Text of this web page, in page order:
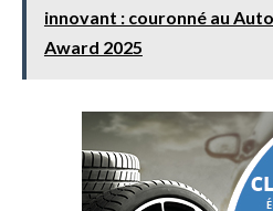
innovant : couronné au
Award 2025